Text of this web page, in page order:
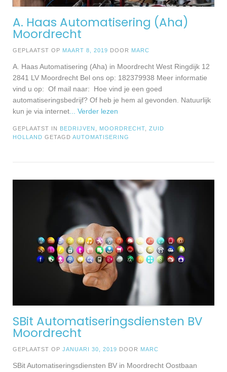
A. Haas Automatisering (Aha)
Moordrecht
GEPLAATST OP MAART 8, 2019 DOOR MARC
A. Haas Automatisering (Aha) in Moordrecht West Ringdijk 12
2841 LV Moordrecht Bel ons op: 182379938 Meer informatie
vind u op: Of mail naar: Hoe vind je een goed
automatiseringsbedrijf? Of heb je hem al gevonden. Natuurlijk
kun je via internet ... Verder lezen
GEPLAATST IN BEDRIJVEN MOORDRECHT
ZUID
HOLLAND GETAGD AUTOMATISERING
SBit Automatiseringsdiensten BV
Moordrecht
GEPLAATST OP JANUARI 30, 2019 DOOR MARC
SBit Automatiseringsdiensten BV in Moordrecht Oostbaan